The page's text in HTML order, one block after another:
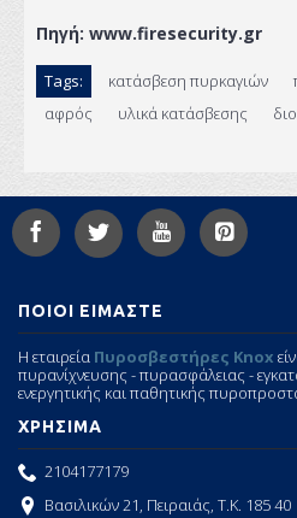
Πηγή: www.firesecurity.gr
Tags: κατάσβεση πυρκαγιών
αφρός
υλικά κατάσβεσης
ΠΟΙΟΙ ΕΙΜΑΣΤΕ
Η εταιρεία Πυροσβεστήρες Knox
πυρανίχνευσης - πυρασφάλειας -
ενεργητικής και παθητικής
ΧΡΗΣΙΜΑ
2104177179
Βασιλικών 21, Πειραιάς, Τ.Κ. 185 40